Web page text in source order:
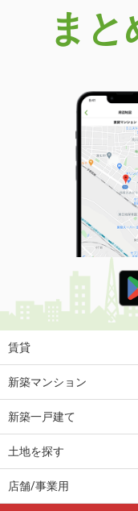
まと
賃貸
新築マンション
新築一戸建て
土地を探す
店舗/事業用